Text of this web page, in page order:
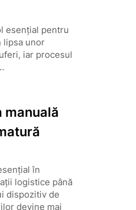
esențial pentru
lipsa unor
iar procesul
manuală
în
logistice până
dispozitiv de
devine mai